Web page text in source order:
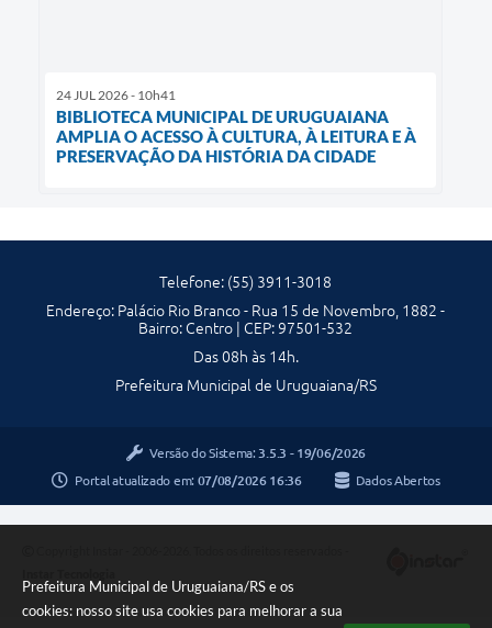
Prefeitura Municipal de Uruguaiana/RS e os
cookies: nosso site usa cookies para melhorar a sua
24 JUL 2026 - 10h41
BIBLIOTECA MUNICIPAL DE URUGUAIANA
AMPLIA O ACESSO À CULTURA, À LEITURA E À
PRESERVAÇÃO DA HISTÓRIA DA CIDADE
Telefone: (55) 3911-3018
Endereço: Palácio Rio Branco - Rua 15 de Novembro, 1882 -
Bairro: Centro | CEP: 97501-532
Das 08h às 14h.
Prefeitura Municipal de Uruguaiana/RS
Versão do Sistema: 3.5.3 - 19/06/2026
Portal atualizado em: 07/08/2026 16:36 Dados Abertos